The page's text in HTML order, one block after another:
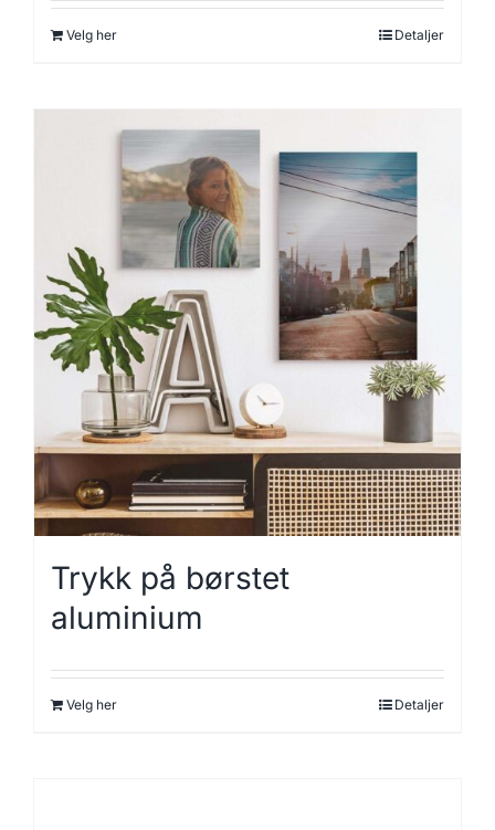
Velg her Detaljer
Trykk på børstet
aluminium
Velg her Detaljer